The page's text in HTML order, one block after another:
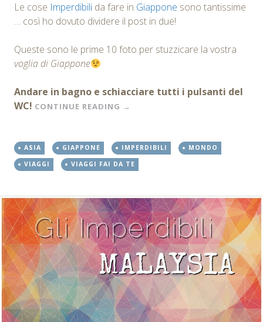
Le cose Imperdibili da fare in Giappone sono tantissime
… così ho dovuto dividere il post in due!
Queste sono le prime 10 foto per stuzzicare la vostra
voglia di Giappone
Andare in bagno e schiacciare tutti i pulsanti del
WC! CONTINUE READING →
ASIA GIAPPONE IMPERDIBILI
MONDO
VIAGGI
VIAGGI FAI DA TE